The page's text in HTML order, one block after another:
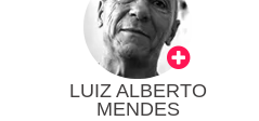
LUIZ ALBERTO
MENDES